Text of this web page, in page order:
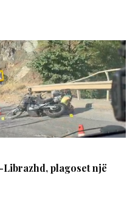
plagoset një